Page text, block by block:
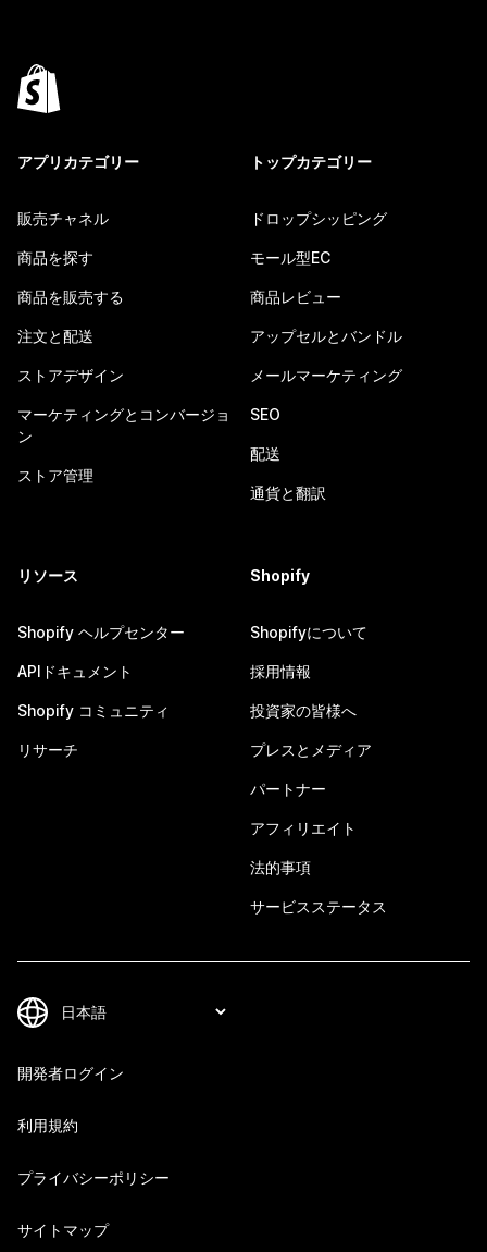
アプリカテゴリー
販売チャネル
商品を探す
商品を販売する
注文と配送
ストアデザイン
マーケティングとコンバージョ
ン
ストア管理
トップカテゴリー
ドロップシッピング
モール型EC
商品レビュー
アップセルとバンドル
メールマーケティング
SEO
配送
通貨と翻訳
リソース
Shopify ヘルプセンター
APIドキュメント
Shopify コミュニティ
リサーチ
Shopify
Shopifyについて
採用情報
投資家の皆様へ
プレスとメディア
パートナー
アフィリエイト
法的事項
サービスステータス
開発者ログイン
利用規約
プライバシーポリシー
サイトマップ